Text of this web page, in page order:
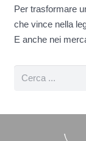
Per trasformare
che vince nella
E anche nei